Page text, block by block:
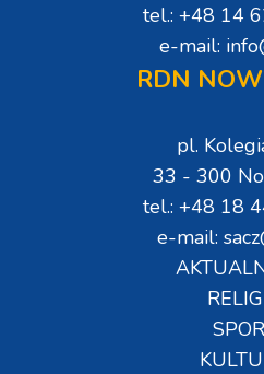
tel.: +48 14
e-mail:
RDN
pl.
33 - 300
tel.: +48 18
e-mail: